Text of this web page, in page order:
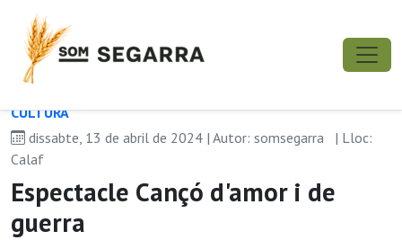
CULTURA
dissabte, 13 de abril de 2024 | Autor: somsegarra
| Lloc:
Calaf
Espectacle Cançó d'amor i de
guerra